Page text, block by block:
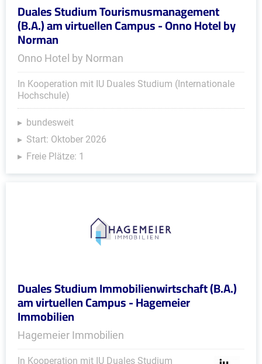
Duales Studium Tourismusmanagement
(B.A.) am virtuellen Campus - Onno Hotel by
Norman
Onno Hotel by Norman
In Kooperation mit IU Duales Studium (Internationale
Hochschule)
bundesweit
Start: Oktober 2026
Freie Plätze: 1
Duales Studium Immobilienwirtschaft (B.A.)
am virtuellen Campus - Hagemeier
Immobilien
Hagemeier Immobilien
In Kooperation mit IU Duales Studium